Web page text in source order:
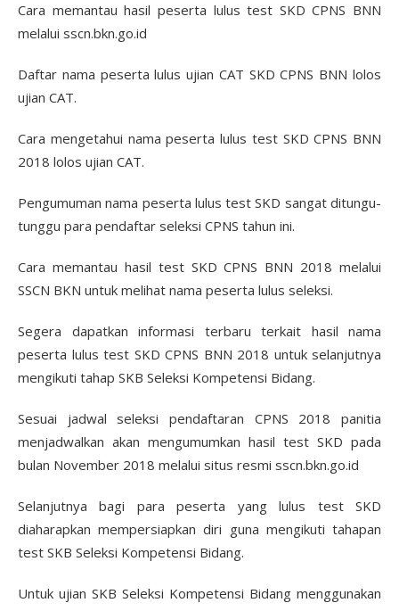
Cara memantau hasil peserta lulus test SKD CPNS BNN
melalui sscn.bkn.go.id
Daftar nama peserta lulus ujian CAT SKD CPNS BNN lolos
ujian CAT.
Cara mengetahui nama peserta lulus test SKD CPNS BNN
2018 lolos ujian CAT.
Pengumuman nama peserta lulus test SKD sangat ditungu-
tunggu para pendaftar seleksi CPNS tahun ini.
Cara memantau hasil test SKD CPNS BNN 2018 melalui
SSCN BKN untuk melihat nama peserta lulus seleksi.
Segera dapatkan informasi terbaru terkait hasil nama
peserta lulus test SKD CPNS BNN 2018 untuk selanjutnya
mengikuti tahap SKB Seleksi Kompetensi Bidang.
Sesuai jadwal seleksi pendaftaran CPNS 2018 panitia
menjadwalkan akan mengumumkan hasil test SKD pada
bulan November 2018 melalui situs resmi sscn.bkn.go.id
Selanjutnya bagi para peserta yang lulus test SKD
diaharapkan mempersiapkan diri guna mengikuti tahapan
test SKB Seleksi Kompetensi Bidang.
Untuk ujian SKB Seleksi Kompetensi Bidang menggunakan